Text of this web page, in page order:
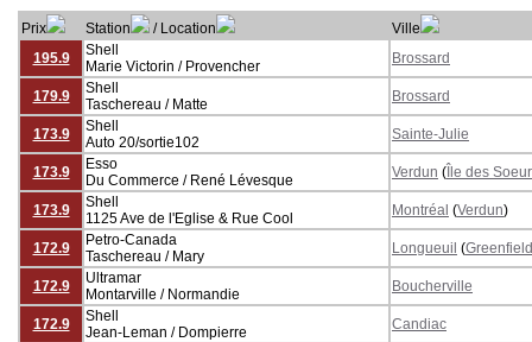
Prix Station / Location
Ville
195.9
Shell
Marie Victorin / Provencher
Brossard
179.9
Shell
Taschereau / Matte
Brossard
173.9
Shell
Auto 20/sortie102
Sainte-Julie
173.9
Esso
Du Commerce / René Lévesque
Verdun (Île des
173.9
Shell
1125 Ave de l'Eglise & Rue Cool
Montréal (Verdun)
172.9
Petro-Canada
Taschereau / Mary
Longueuil (
172.9
Ultramar
Montarville / Normandie
Boucherville
172.9
Shell
Jean-Leman / Dompierre
Candiac